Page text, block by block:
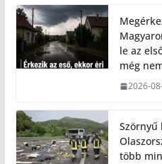
le az
még
2026-
Szörnyű
több